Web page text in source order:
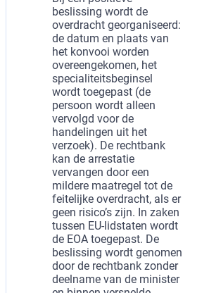
beslissing wordt de
overdracht georganiseerd:
de datum en plaats van
het konvooi worden
overeengekomen, het
specialiteitsbeginsel
wordt toegepast (de
persoon wordt alleen
vervolgd voor de
handelingen uit het
verzoek). De rechtbank
kan de arrestatie
vervangen door een
mildere maatregel tot de
feitelijke overdracht, als er
geen risico’s zijn. In zaken
tussen EU-lidstaten wordt
de EOA toegepast. De
beslissing wordt genomen
door de rechtbank zonder
deelname van de minister